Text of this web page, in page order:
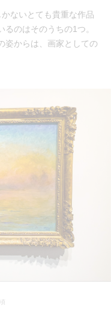
ないとても貴重な作品
のはそのうちの1つ。
姿からは、画家としての